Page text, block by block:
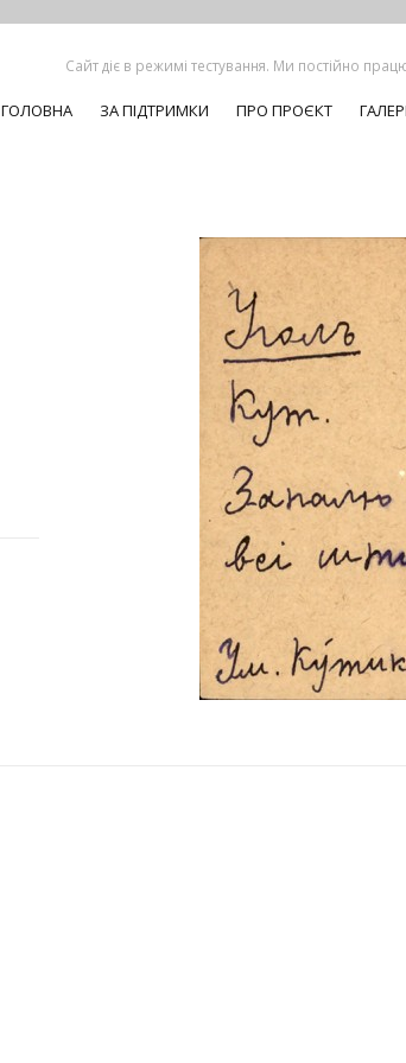
Сайт діє в режимі тестування. Ми постійно
ГОЛОВНА ЗА ПІДТРИМКИ ПРО ПРОЄКТ